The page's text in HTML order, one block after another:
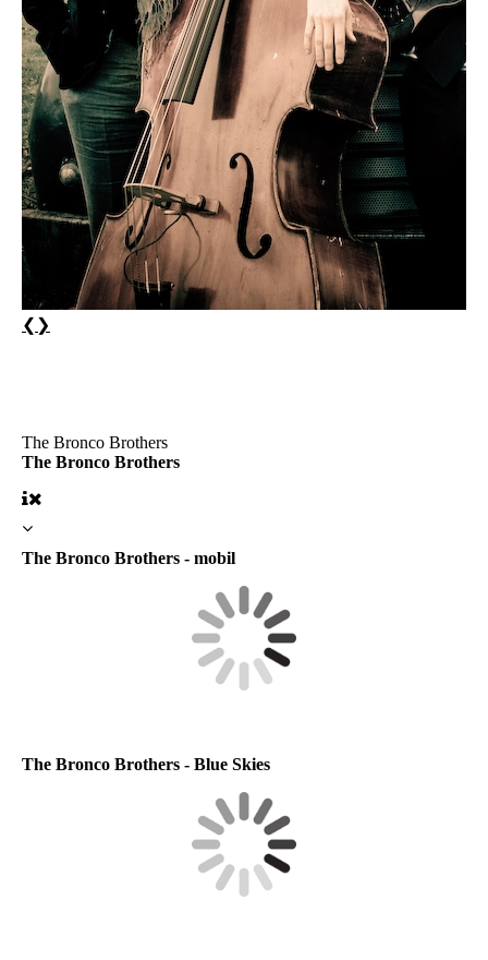
❮ ❯
The Bronco Brothers
The Bronco Brothers
The Bronco Brothers - mobil
The Bronco Brothers - Blue Skies